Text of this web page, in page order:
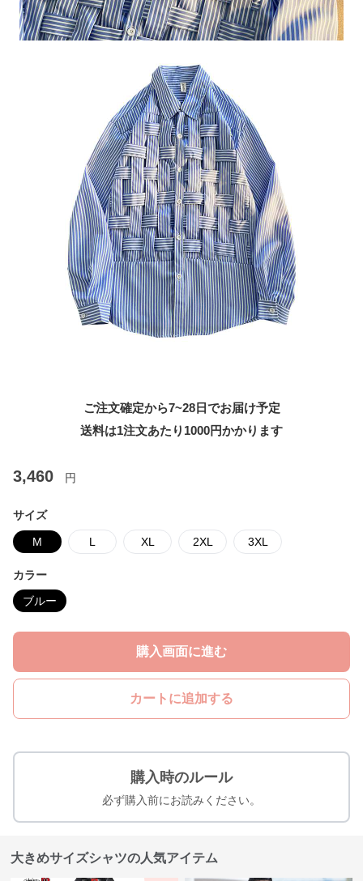
ご注文確定から7~28日でお届け予定
送料は1注文あたり 1000円かかります
3,460 円
サイズ
M L XL 2XL 3XL
カラー
ブルー
購入画面に進む
カートに追加する
購入時のルール
必ず購入前にお読みください。
大きめサイズシャツの人気アイテム